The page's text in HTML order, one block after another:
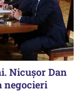
Nicușor Dan
negocieri